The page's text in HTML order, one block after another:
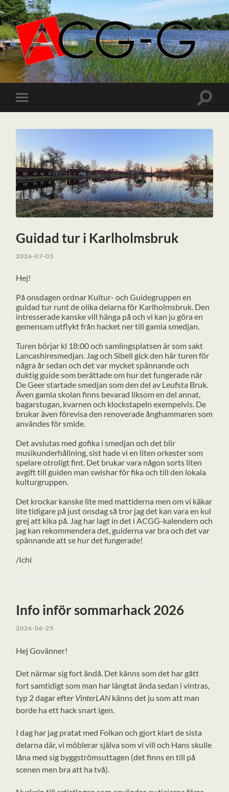
ACGG.SE
Slå
på/av
Slå
Guidad tur i Karlholmsbruk
2026-07-03
Hej!
På onsdagen ordnar Kultur- och Guidegruppen en
guidad tur runt de olika delarna för Karlholmsbruk. Den
intresserade kanske vill hänga på och vi kan ju göra en
gemensam utflykt från hacket ner till gamla smedjan.
Turen börjar kl 18:00 och samlingsplatsen är som sakt
Lancashiresmedjan. Jag och Sibell gick den här turen för
några år sedan och det var mycket spännande och
duktig guide som berättade om hur det fungerade när
De Geer startade smedjan som den del av Leufsta Bruk.
Även gamla skolan finns bevarad liksom en del annat,
bagarstugan, kvarnen och klockstapeln exempelvis. De
brukar även förevisa den renoverade ånghammaren som
användes för smide.
Det avslutas med gofika i smedjan och det blir
musikunderhållning, sist hade vi en liten orkester som
spelare otroligt fint. Det brukar vara någon sorts liten
avgift till guiden man swishar för fika och till den lokala
kulturgruppen.
Det krockar kanske lite med mattiderna men om vi käkar
lite tidigare på just onsdag så tror jag det kan vara en kul
grej att kika på. Jag har lagt in det i ACGG-kalendern och
jag kan rekommendera det, guiderna var bra och det var
spännande att se hur det fungerade!
/Ichi
Info inför sommarhack 2026
2026-06-25
Hej Govänner!
Det närmar sig fort ändå. Det känns som det har gått
fort samtidigt som man har längtat ända sedan i vintras,
typ 2 dagar efter VinterLAN känns det ju som att man
borde ha ett hack snart igen.
I dag har jag pratat med Folkan och gjort klart de sista
delarna där, vi möblerar själva som vi vill och Hans skulle
låna med sig byggströmsuttagen (det finns en till på
scenen men bra att ha två).